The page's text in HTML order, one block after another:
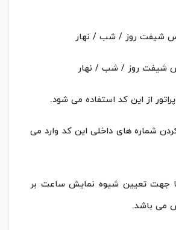
کردن شماره های داخلی این کد وارد می
جهت تعیین شیوه نمایش ساعت بر
می باشد.